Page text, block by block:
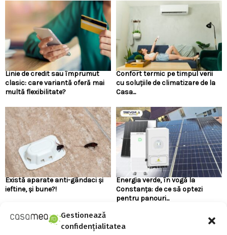
Gestionează
confidențialitatea
Linie de credit sau împrumut
clasic: care variantă oferă mai
multă flexibilitate?
Confort termic pe timpul verii
cu soluțiile de climatizare de la
Casa...
Există aparate anti-gândaci și
ieftine, și bune?!
Energia verde, în vogă la
Constanța: de ce să optezi
pentru panouri...
URMARESTE-NE PE FACEBOOK